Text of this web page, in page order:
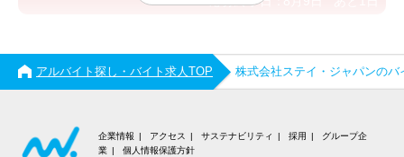
アルバイト探し・バイト求人TOP 株式会社ステイ・ジャパンの
企業情報 アクセス サステナビリティ 採用
グループ企
業
個人情報保護方針